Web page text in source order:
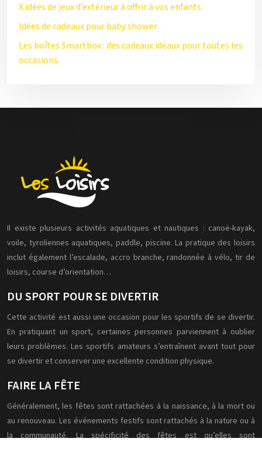
X idées de jeux d’extérieur à offrir à vos enfants
Idées de cadeaux pour baby shower
Les boîtes Smartbox : des cadeaux idéaux pour toutes les
occasions
Il existe plusieurs activités aquatiques et nautiques : canoë-kayak,
voile, tyroliennes aquatiques, paddle, piscine. La pratique des loisirs
inclut également l’escalade, accro branche, randonnée à vélo, tir de
loisirs, course d’orientation…
DU SPORT POUR SE DIVERTIR
Cette activité est aussi une occasion pour les sportifs de se divertir.
En pratiquant un sport, certaines personnes parviennent à oublier
leurs problèmes. Les sportifs amateurs s’entraînent avant tout pour
se divertir et conserver une excellente condition physique.
FAIRE LA FÊTE
Généralement, les fêtes sont rattachées à la naissance, à la mort ou
au renouveau. Les événements festifs sont rattachés à la nature ou à
la communauté. La spécificité des fêtes est qu’elles sont